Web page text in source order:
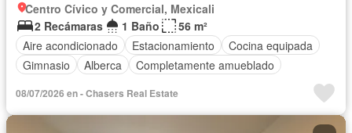
Centro Cívico y Comercial, Mexicali
2 Recámaras
1 Baño
56 m²
Aire acondicionado
Estacionamiento
Cocina equipada
Gimnasio
Alberca Completamente amueblado
08/07/2026 en - Chasers Real Estate